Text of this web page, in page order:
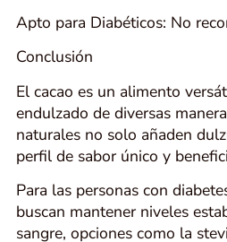
Apto para Diabéticos: No
Conclusión
El cacao es un alimento
endulzado de diversas
naturales no solo añaden
perfil de sabor único y
Para las personas con
buscan mantener niveles
sangre, opciones como la